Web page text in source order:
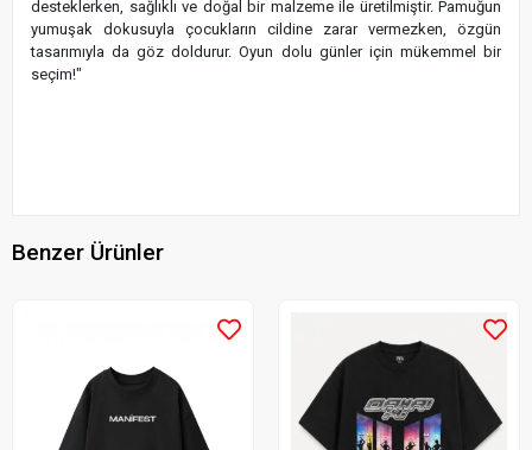
desteklerken, sağlıklı ve doğal bir malzeme ile üretilmiştir. Pamuğun
yumuşak dokusuyla çocukların cildine zarar vermezken, özgün
tasarımıyla da göz doldurur. Oyun dolu günler için mükemmel bir
seçim!"
Benzer Ürünler